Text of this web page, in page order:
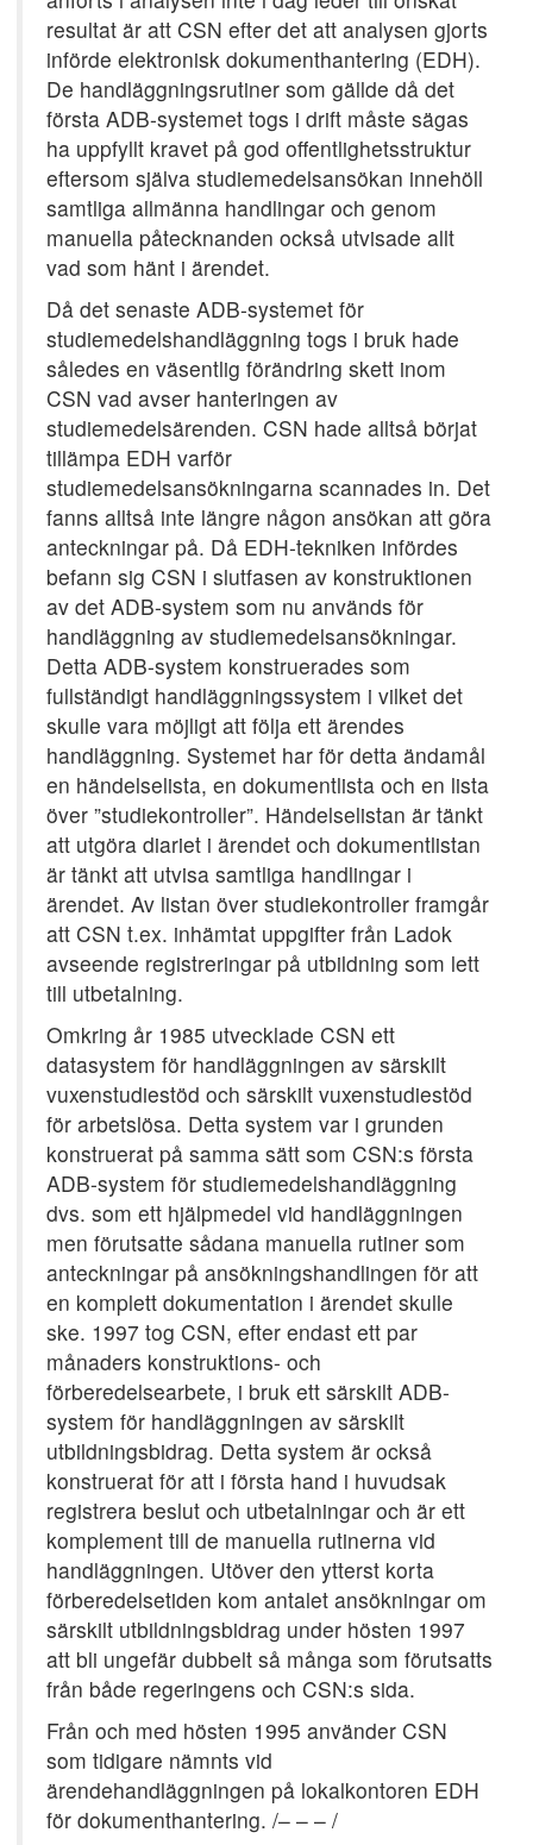
resultat är att CSN efter det att analysen gjorts
införde elektronisk dokumenthantering (EDH).
De handläggningsrutiner som gällde då det
första ADB-systemet togs i drift måste sägas
ha uppfyllt kravet på god offentlighetsstruktur
eftersom själva studiemedelsansökan innehöll
samtliga allmänna handlingar och genom
manuella påtecknanden också utvisade allt
vad som hänt i ärendet.
Då det senaste ADB-systemet för
studiemedelshandläggning togs i bruk hade
således en väsentlig förändring skett inom
CSN vad avser hanteringen av
studiemedelsärenden. CSN hade alltså börjat
tillämpa EDH varför
studiemedelsansökningarna scannades in. Det
fanns alltså inte längre någon ansökan att göra
anteckningar på. Då EDH-tekniken infördes
befann sig CSN i slutfasen av konstruktionen
av det ADB-system som nu används för
handläggning av studiemedelsansökningar.
Detta ADB-system konstruerades som
fullständigt handläggningssystem i vilket det
skulle vara möjligt att följa ett ärendes
handläggning. Systemet har för detta ändamål
en händelselista, en dokumentlista och en lista
över ”studiekontroller”. Händelselistan är tänkt
att utgöra diariet i ärendet och dokumentlistan
är tänkt att utvisa samtliga handlingar i
ärendet. Av listan över studiekontroller framgår
att CSN t.ex. inhämtat uppgifter från Ladok
avseende registreringar på utbildning som lett
till utbetalning.
Omkring år 1985 utvecklade CSN ett
datasystem för handläggningen av särskilt
vuxenstudiestöd och särskilt vuxenstudiestöd
för arbetslösa. Detta system var i grunden
konstruerat på samma sätt som CSN:s första
ADB-system för studiemedelshandläggning
dvs. som ett hjälpmedel vid handläggningen
men förutsatte sådana manuella rutiner som
anteckningar på ansökningshandlingen för att
en komplett dokumentation i ärendet skulle
ske. 1997 tog CSN, efter endast ett par
månaders konstruktions- och
förberedelsearbete, i bruk ett särskilt ADB-
system för handläggningen av särskilt
utbildningsbidrag. Detta system är också
konstruerat för att i första hand i huvudsak
registrera beslut och utbetalningar och är ett
komplement till de manuella rutinerna vid
handläggningen. Utöver den ytterst korta
förberedelsetiden kom antalet ansökningar om
särskilt utbildningsbidrag under hösten 1997
att bli ungefär dubbelt så många som förutsatts
från både regeringens och CSN:s sida.
Från och med hösten 1995 använder CSN
som tidigare nämnts vid
ärendehandläggningen på lokalkontoren EDH
för dokumenthantering. /– – – /